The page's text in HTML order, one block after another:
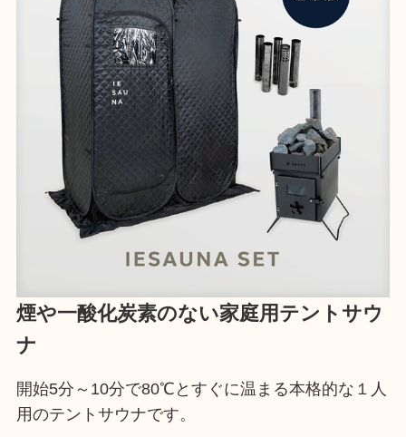
煙や一酸化炭素のない家庭用テントサウ
ナ
開始5分～10分で80℃とすぐに温まる本格的な１人
用のテントサウナです。